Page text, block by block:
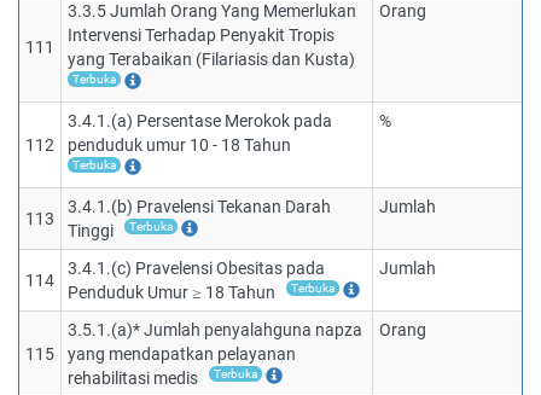
111
3.3.5 Jumlah Orang Yang Memerlukan
Intervensi Terhadap Penyakit Tropis
yang Terabaikan (Filariasis dan Kusta)
Terbuka
Orang
112
3.4.1.(a) Persentase Merokok pada
penduduk umur 10 - 18 Tahun
Terbuka
%
113
3.4.1.(b) Pravelensi Tekanan Darah
Tinggi
Terbuka
Jumlah
114
3.4.1.(c) Pravelensi Obesitas pada
Penduduk Umur ≥ 18 Tahun
Terbuka
Jumlah
115
3.5.1.(a)* Jumlah penyalahguna napza
yang mendapatkan pelayanan
rehabilitasi medis
Terbuka
Orang